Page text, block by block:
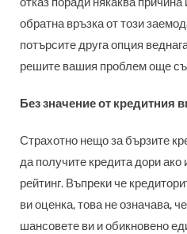
обратна връзка от този
потърсите друга опция
решите вашия проблем още
Без значение от кредитния
Страхотно нещо за бързите
да получите кредита дори
рейтинг. Въпреки че
ви оценка, това не означава,
шансовете ви и обикновено